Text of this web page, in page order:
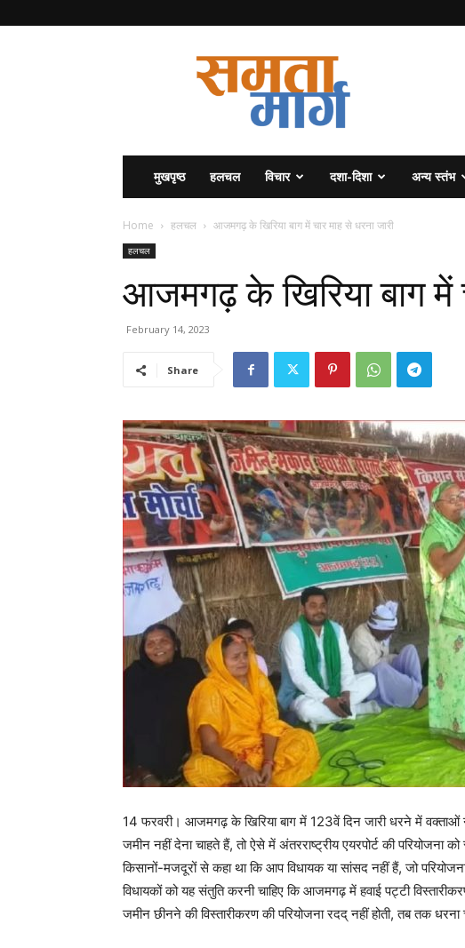
मुखपृष्ठ हलचल विचार दशा-दिशा अन्य स्तंभ
Home हलचल आजमगढ़ के खिरिया बाग में चार माह से धरना जारी
हलचल
आजमगढ़ के खिरिया बाग में
February 14, 2023
Share
14 फरवरी। आजमगढ़ के खिरिया बाग में 123वें दिन जारी धरने में
जमीन नहीं देना चाहते हैं, तो ऐसे में अंतरराष्ट्रीय एयरपोर्ट की परियोजना को
किसानों-मजदूरों से कहा था कि आप विधायक या सांसद नहीं हैं, जो
विधायकों को यह संतुति करनी चाहिए कि आजमगढ़ में हवाई पट्टी
जमीन छीनने की विस्तारीकरण की परियोजना रदद् नहीं होती, तब तक धरना